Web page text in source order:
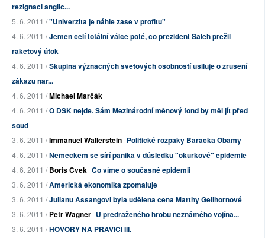
rezignaci anglic...
5. 6. 2011 /"Univerzita je náhle zase v profitu"
4. 6. 2011 /Jemen čelí totální válce poté, co prezident Saleh přežil
raketový útok
4. 6. 2011 /Skupina význačných světových osobností usiluje o zrušení
zákazu nar...
4. 6. 2011 /Michael Marčák
4. 6. 2011 /O DSK nejde. Sám Mezinárodní měnový fond by měl jít před
soud
3. 6. 2011 /Immanuel Wallerstein Politické rozpaky Baracka Obamy
4. 6. 2011 /Německem se šíří panika v dúsledku "okurkové" epidemie
4. 6. 2011 /Boris Cvek Co víme o současné epidemii
3. 6. 2011 /Americká ekonomika zpomaluje
3. 6. 2011 /Julianu Assangovi byla udělena cena Marthy Gellhornové
3. 6. 2011 /Petr Wagner U předraženého hrobu neznámého vojína...
3. 6. 2011 /HOVORY NA PRAVICI III.